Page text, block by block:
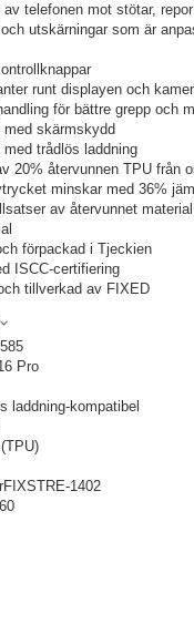
av telefonen mot stötar,
utskärningar som är
runt displayen och
för bättre grepp och
med skärmskydd
med trådlös laddning
20% återvunnen TPU från
minskar med 36%
av återvunnet
förpackad i Tjeckien
ISCC-certifiering
tillverkad av FIXED
Pro
laddning-kompatibel
FIXSTRE-1402